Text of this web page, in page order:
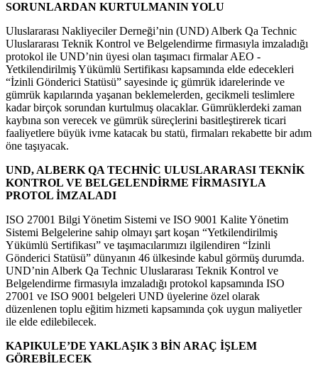
SORUNLARDAN KURTULMANIN YOLU
Uluslararası Nakliyeciler Derneği’nin (UND) Alberk Qa Technic
Uluslararası Teknik Kontrol ve Belgelendirme firmasıyla imzaladığı
protokol ile UND’nin üyesi olan taşımacı firmalar AEO -
Yetkilendirilmiş Yükümlü Sertifikası kapsamında elde edecekleri
“İzinli Gönderici Statüsü” sayesinde iç gümrük idarelerinde ve
gümrük kapılarında yaşanan beklemelerden, gecikmeli teslimlere
kadar birçok sorundan kurtulmuş olacaklar. Gümrüklerdeki zaman
kaybına son verecek ve gümrük süreçlerini basitleştirerek ticari
faaliyetlere büyük ivme katacak bu statü, firmaları rekabette bir adım
öne taşıyacak.
UND, ALBERK QA TECHNİC ULUSLARARASI TEKNİK
KONTROL VE BELGELENDİRME FİRMASIYLA
PROTOL İMZALADI
ISO 27001 Bilgi Yönetim Sistemi ve ISO 9001 Kalite Yönetim
Sistemi Belgelerine sahip olmayı şart koşan “Yetkilendirilmiş
Yükümlü Sertifikası” ve taşımacılarımızı ilgilendiren “İzinli
Gönderici Statüsü” dünyanın 46 ülkesinde kabul görmüş durumda.
UND’nin Alberk Qa Technic Uluslararası Teknik Kontrol ve
Belgelendirme firmasıyla imzaladığı protokol kapsamında ISO
27001 ve ISO 9001 belgeleri UND üyelerine özel olarak
düzenlenen toplu eğitim hizmeti kapsamında çok uygun maliyetler
ile elde edilebilecek.
KAPIKULE’DE YAKLAŞIK 3 BİN ARAÇ İŞLEM
GÖREBİLECEK